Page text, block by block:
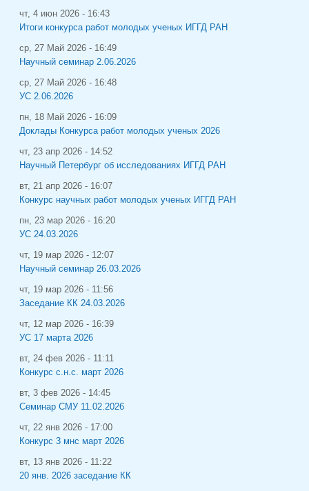
чт, 4 июн 2026 - 16:43
Итоги конкурса работ молодых ученых ИГГД РАН
ср, 27 Май 2026 - 16:49
Научный семинар 2.06.2026
ср, 27 Май 2026 - 16:48
УС 2.06.2026
пн, 18 Май 2026 - 16:09
Доклады Конкурса работ молодых ученых 2026
чт, 23 апр 2026 - 14:52
Научный Петербург об исследованиях ИГГД РАН
вт, 21 апр 2026 - 16:07
Конкурс научных работ молодых ученых ИГГД РАН
пн, 23 мар 2026 - 16:20
УС 24.03.2026
чт, 19 мар 2026 - 12:07
Научный семинар 26.03.2026
чт, 19 мар 2026 - 11:56
Заседание КК 24.03.2026
чт, 12 мар 2026 - 16:39
УС 17 марта 2026
вт, 24 фев 2026 - 11:11
Конкурс с.н.с. март 2026
вт, 3 фев 2026 - 14:45
Семинар СМУ 11.02.2026
чт, 22 янв 2026 - 17:00
Конкурс 3 мнс март 2026
вт, 13 янв 2026 - 11:22
20 янв. 2026 заседание КК